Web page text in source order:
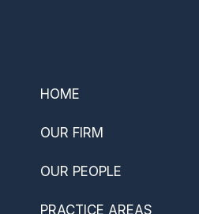
HOME
OUR FIRM
OUR PEOPLE
PRACTICE AREAS